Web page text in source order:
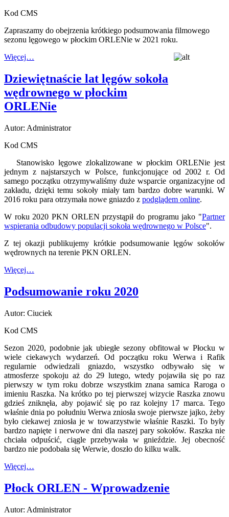
Kod CMS
Zapraszamy do obejrzenia krótkiego podsumowania filmowego
sezonu lęgowego w płockim ORLENie w 2021 roku.
Więcej…
Dziewiętnaście lat lęgów sokoła
wędrownego w płockim
ORLENie
Autor: Administrator
Kod CMS
Stanowisko lęgowe zlokalizowane w płockim ORLENie jest
jednym z najstarszych w Polsce, funkcjonujące od 2002 r. Od
samego początku otrzymywaliśmy duże wsparcie organizacyjne od
zakładu, dzięki temu sokoły miały tam bardzo dobre warunki. W
2016 roku para otrzymała nowe gniazdo z podglądem online.
W roku 2020 PKN ORLEN przystąpił do programu jako "Partner
wspierania odbudowy populacji sokoła wędrownego w Polsce".
Z tej okazji publikujemy krótkie podsumowanie lęgów sokołów
wędrownych na terenie PKN ORLEN.
Więcej…
Podsumowanie roku 2020
Autor: Ciuciek
Kod CMS
Sezon 2020, podobnie jak ubiegłe sezony obfitował w Płocku w
wiele ciekawych wydarzeń. Od początku roku Werwa i Rafik
regularnie odwiedzali gniazdo, wszystko odbywało się w
atmosferze spokoju aż do 29 lutego, wtedy pojawiła się po raz
pierwszy w tym roku dobrze wszystkim znana samica Raroga o
imieniu Raszka. Na krótko po tej pierwszej wizycie Raszka znowu
gdzieś zniknęła, aby pojawić się po raz kolejny 17 marca. Tego
właśnie dnia po południu Werwa zniosła swoje pierwsze jajko, żeby
było ciekawej zniosła je w towarzystwie właśnie Raszki. To były
bardzo napięte i nerwowe dni dla naszej pary sokołów. Raszka nie
chciała odpuścić, ciągle przebywała w gnieździe. Jej obecność
bardzo nie podobała się Werwie, doszło do kilku walk.
Więcej…
Płock ORLEN - Wprowadzenie
Autor: Administrator